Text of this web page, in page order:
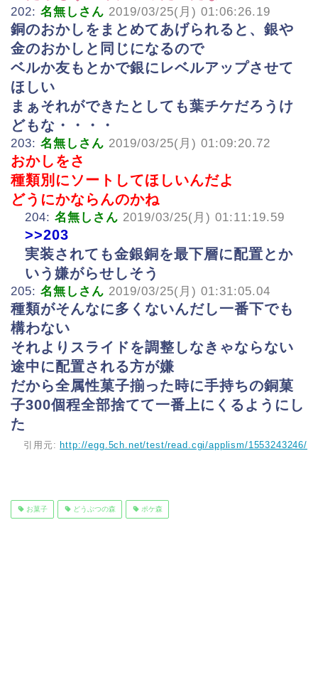
202: 名無しさん 2019/03/25(月) 01:06:26.19
銅のおかしをまとめてあげられると、銀や
金のおかしと同じになるので
ベルか友もとかで銀にレベルアップさせて
ほしい
まぁそれができたとしても葉チケだろうけ
どもな・・・・
203: 名無しさん 2019/03/25(月) 01:09:20.72
おかしをさ
種類別にソートしてほしいんだよ
どうにかならんのかね
204: 名無しさん 2019/03/25(月) 01:11:19.59
>>203
実装されても金銀銅を最下層に配置とか
いう嫌がらせしそう
205: 名無しさん 2019/03/25(月) 01:31:05.04
種類がそんなに多くないんだし一番下でも
構わない
それよりスライドを調整しなきゃならない
途中に配置される方が嫌
だから全属性菓子揃った時に手持ちの銅菓
子300個程全部捨てて一番上にくるようにし
た
引用元: http://egg.5ch.net/test/read.cgi/applism/1553243246/
お菓子 どうぶつの森 ポケ森